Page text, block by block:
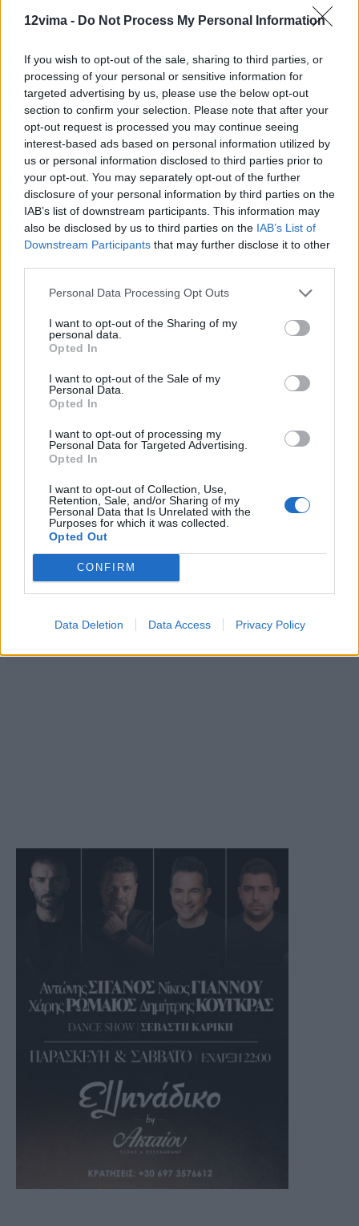
12vima - Do Not Process My Personal Information
If you wish to opt-out of the sale, sharing to third parties, or
processing of your personal or sensitive information for
targeted advertising by us, please use the below opt-out
section to confirm your selection. Please note that after your
opt-out request is processed you may continue seeing
interest-based ads based on personal information utilized by
us or personal information disclosed to third parties prior to
your opt-out. You may separately opt-out of the further
disclosure of your personal information by third parties on the
IAB’s list of downstream participants. This information may
also be disclosed by us to third parties on the IAB’s List of
Downstream Participants that may further disclose it to other
Personal Data Processing Opt Outs
I want to opt-out of the Sharing of my
personal data.
Opted In
I want to opt-out of the Sale of my
Personal Data.
Opted In
I want to opt-out of processing my
Personal Data for Targeted Advertising.
Opted In
I want to opt-out of Collection, Use,
Retention, Sale, and/or Sharing of my
Personal Data that Is Unrelated with the
Purposes for which it was collected.
Opted Out
CONFIRM
Data Deletion Data Access Privacy Policy